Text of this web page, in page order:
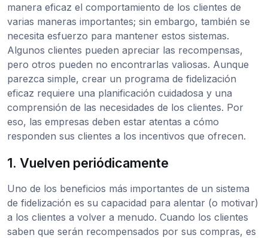
manera eficaz el comportamiento de los clientes de
varias maneras importantes; sin embargo, también se
necesita esfuerzo para mantener estos sistemas.
Algunos clientes pueden apreciar las recompensas,
pero otros pueden no encontrarlas valiosas. Aunque
parezca simple, crear un programa de fidelización
eficaz requiere una planificación cuidadosa y una
comprensión de las necesidades de los clientes. Por
eso, las empresas deben estar atentas a cómo
responden sus clientes a los incentivos que ofrecen.
1. Vuelven periódicamente
Uno de los beneficios más importantes de un sistema
de fidelización es su capacidad para alentar (o motivar)
a los clientes a volver a menudo. Cuando los clientes
saben que serán recompensados por sus compras, es